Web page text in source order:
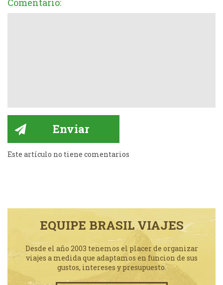
Comentario:
Este artículo no tiene comentarios
EQUIPE BRASIL VIAJES
Desde el año 2003 tenemos el placer de organizar
viajes a medida que adaptamos en funcion de sus
gustos, intereses y presupuesto.